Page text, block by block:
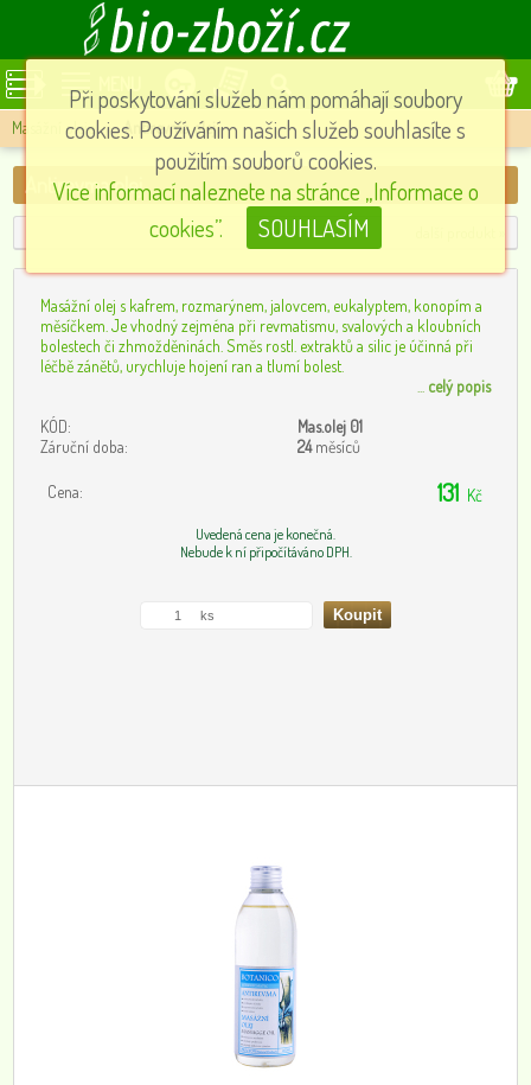
MENU
Masážní oleje » Antirevma olej
Antirevma olej
Masážní olej s kafrem, rozmarýnem, jalovcem, eukalyptem, konopím a
měsíčkem. Je vhodný zejména při revmatismu, svalových a kloubních
bolestech či zhmožděninách. Směs rostl. extraktů a silic je účinná při
léčbě zánětů, urychluje hojení ran a tlumí bolest.
celý popis
KÓD:
Mas.olej 01
Záruční doba:
24měsíců
Cena: 131 Kč
Uvedená cena je konečná.
Nebude k ní připočítáváno DPH.
Při poskytování služeb nám pomáhají soubory
cookies. Používáním našich služeb souhlasíte s
použitím souborů cookies.
Více informací naleznete na stránce „Informace o
cookies”.
SOUHLASÍM